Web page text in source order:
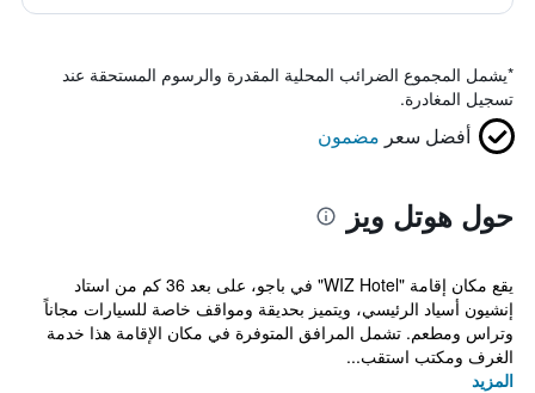
*يشمل المجموع الضرائب المحلية المقدرة والرسوم المستحقة عند
تسجيل المغادرة.
أفضل سعر مضمون
حول هوتل ويز
يقع مكان إقامة "WIZ Hotel" في باجو، على بعد 36 كم من استاد
إنشيون أسياد الرئيسي، ويتميز بحديقة ومواقف خاصة للسيارات مجاناً
وتراس ومطعم. تشمل المرافق المتوفرة في مكان الإقامة هذا خدمة
الغرف ومكتب استقب...
المزيد